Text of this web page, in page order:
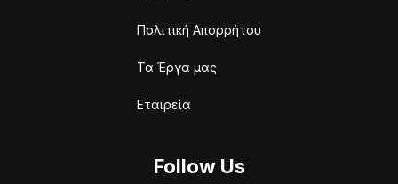
Πολιτική Απορρήτου
Τα Έργα μας
Εταιρεία
Follow Us